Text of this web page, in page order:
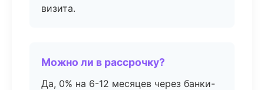
визита.
Можно ли в рассрочку?
Да, 0% на 6-12 месяцев через банки-